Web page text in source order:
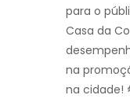
para o
Casa da
na
na cidade!